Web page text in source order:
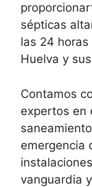
sépticas
las 24
Huelva y
Contamos
expertos en
emergencia
vanguardia